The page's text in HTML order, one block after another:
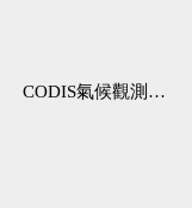
CODIS氣候觀測資料查詢服務